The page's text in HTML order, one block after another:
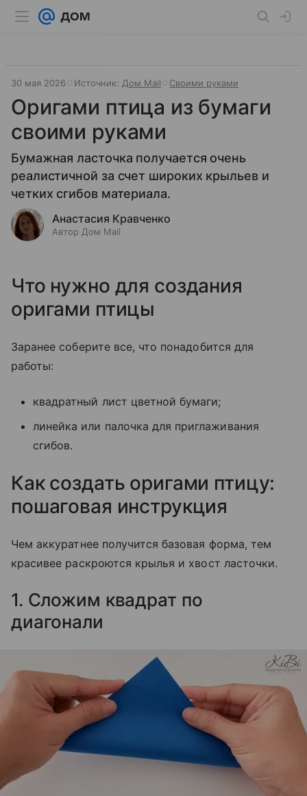
30 мая 2026 Источник: Дом Mail Своими руками
Оригами птица из бумаги
своими руками
Бумажная ласточка получается очень
реалистичной за счет широких крыльев и
четких сгибов материала.
Анастасия Кравченко
Автор Дом Mail
Что нужно для создания
оригами птицы
Заранее соберите все, что понадобится для
работы:
квадратный лист цветной бумаги;
линейка или палочка для приглаживания
сгибов.
Как создать оригами птицу:
пошаговая инструкция
Чем аккуратнее получится базовая форма, тем
красивее раскроются крылья и хвост ласточки.
1. Сложим квадрат по
диагонали